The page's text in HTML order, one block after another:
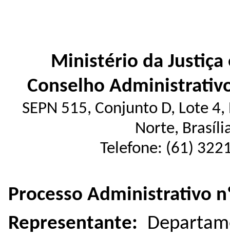
Ministério da Justiça
Conselho
SEPN 515, Conjunto D, Lote
Norte,
Telefone: (61)
Processo Administrativo
Representante: